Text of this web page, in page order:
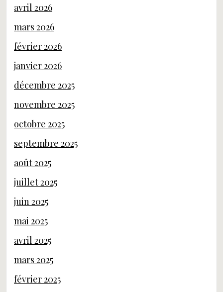
avril 2026
mars 2026
février 2026
janvier 2026
décembre 2025
novembre 2025
octobre 2025
septembre 2025
août 2025
juillet 2025
juin 2025
mai 2025
avril 2025
mars 2025
février 2025